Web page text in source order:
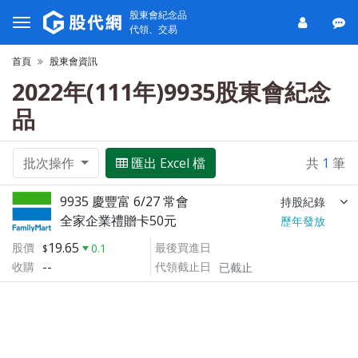
股東會紀念品
代領、交易
首頁 股東會資訊
2022年(111年)9935股東會紀念
品
批次操作 匯出 Excel 檔 共 1 筆
9935 慶豐富 6/27 常會 持股紀錄
全家企業禮贈卡50元
歷年發放
股價
19.65
0.1
收購 --
最後買進日
代領截止日
已截止